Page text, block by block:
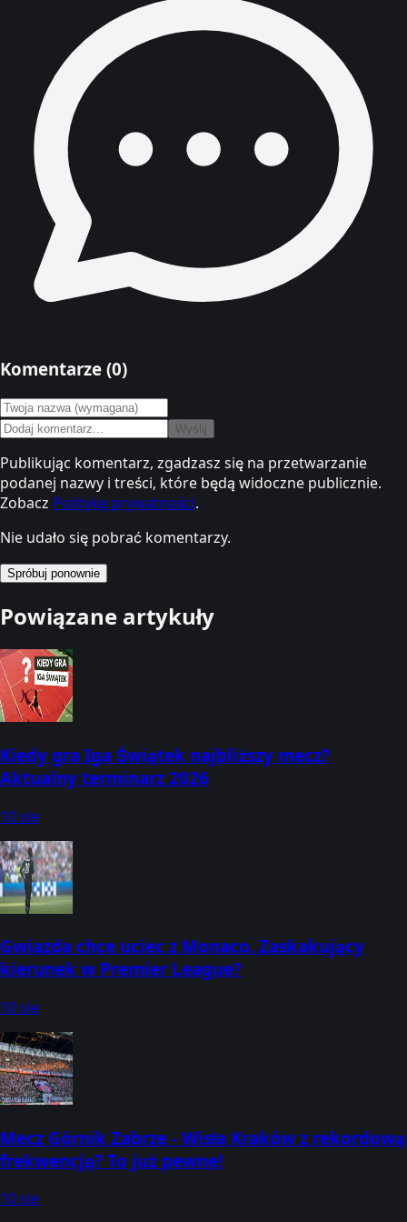
Komentarze (0)
Wyślij
Publikując komentarz, zgadzasz się na przetwarzanie
podanej nazwy i treści, które będą widoczne publicznie.
Zobacz Politykę prywatności.
Nie udało się pobrać komentarzy.
Spróbuj ponownie
Powiązane artykuły
Kiedy gra Iga Świątek najbliższy mecz?
Aktualny terminarz 2026
10 sie
Gwiazda chce uciec z Monaco. Zaskakujący
kierunek w Premier League?
10 sie
Mecz Górnik Zabrze - Wisła Kraków z rekordową
frekwencją? To już pewne!
10 sie